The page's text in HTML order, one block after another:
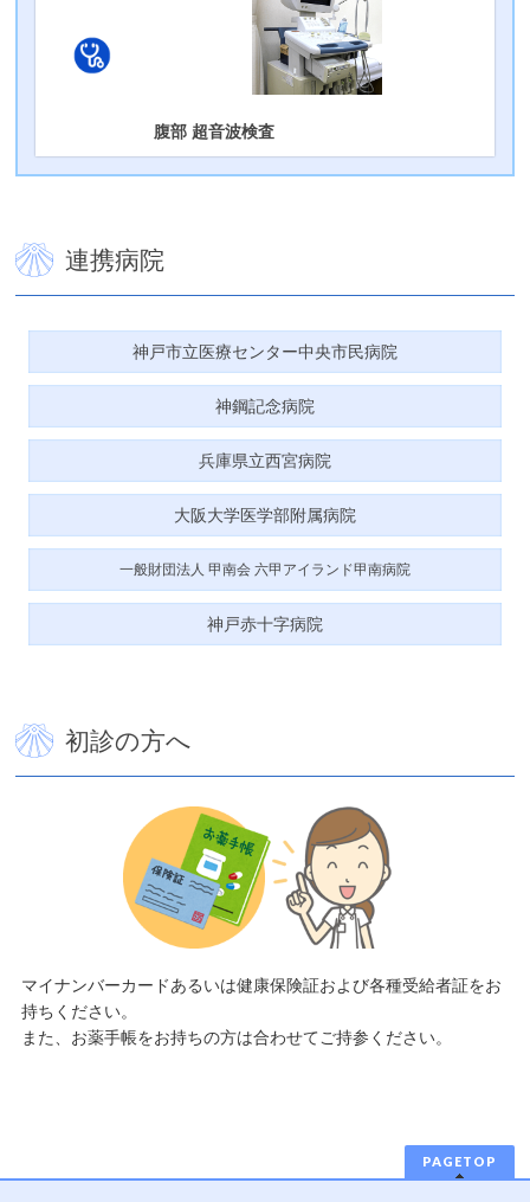
ーさん”の発想です。それは”何もしない事する一日”で …
この記事を読む
チームは西武。前年度ヤクルトは最下位。西武は5位でした。
5位や6位でシーズンを終えるメリットは二つあります。一つ
この記事を読む
プライバシーの問題
2026年5月28日 役に立つ医学
巨人の阿部監督が辞任しました。家庭内の子供に対する体罰
といういささか不可解な理由ですが、私が思うに阪神もチョ
コっとだけ関連があるかも知れないので一言だけ言及させて
頂きます。それは”阿部監督のプライバシーの問題”と言うこと
聴診器要る？
私は通常診察で聴診器って要るかな？って思う時がありま
す。まず患者様の診察において視診で貧血黄疸を見ます。
（勤務医時代に肝臓病を見させて頂いていた名残かもです）
次に脈を診ます。そして下腿部のむくみを診ます。そして血
この記事を読む
腹部 超音波検査
連携病院
神戸市立医療センター中央市民病院
神鋼記念病院
兵庫県立西宮病院
大阪大学医学部附属病院
一般財団法人 甲南会 六甲アイランド甲南病院
神戸赤十字病院
初診の方へ
マイナンバーカードあるいは健康保険証および各種受給者証をお
持ちください。
また、お薬手帳をお持ちの方は合わせてご持参ください。
PAGETOP